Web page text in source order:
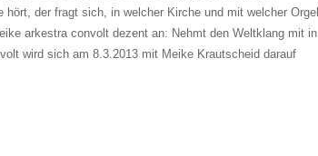
hört, der fragt sich, in welcher Kirche und mit welcher Orgel
arkestra convolt dezent an: Nehmt den Weltklang mit in
wird sich am 8.3.2013 mit Meike Krautscheid darauf